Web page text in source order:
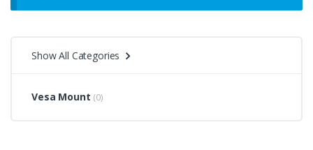
Show All Categories
Vesa Mount (0)